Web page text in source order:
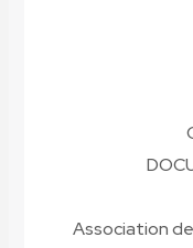
Association